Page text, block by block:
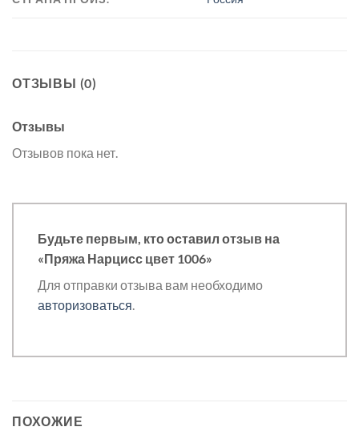
ОТЗЫВЫ (0)
Отзывы
Отзывов пока нет.
Будьте первым, кто оставил отзыв на
«Пряжа Нарцисс цвет 1006»
Для отправки отзыва вам необходимо
авторизоваться.
ПОХОЖИЕ